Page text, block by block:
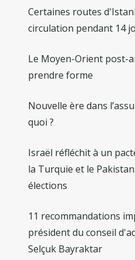
Certaines routes
circulation pendant 14
Le Moyen-Orient post-
prendre forme
Nouvelle ère dans
quoi ?
Israël réfléchit à un
la Turquie et le
élections
11 recommandations
président du conseil
Selçuk Bayraktar